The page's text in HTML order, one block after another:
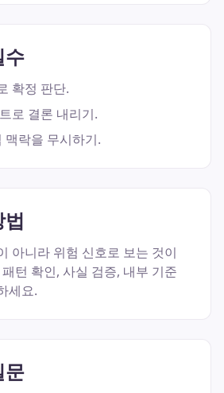
수
확정 판단.
로 결론 내리기.
락을 무시하기.
아니라 위험 신호로 보는 것이
턴 확인, 사실 검증, 내부 기준
세요.
문